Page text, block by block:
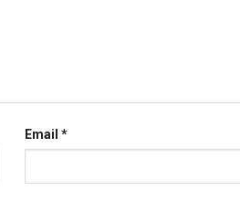
Email *